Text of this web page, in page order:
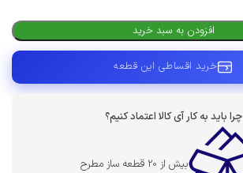
افزودن به سبد خرید
خرید اقساطی این قطعه
چرا باید به کار آی کالا اعتماد کنیم؟
بیش از 20 قطعه ساز مطرح